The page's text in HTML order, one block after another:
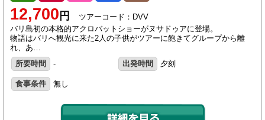
12,700 円
ツアーコード：DVV
バリ島初の本格的アクロバットショーがヌサドゥアに登場。
物語はバリへ観光に来た2人の子供がツアーに飽きてグループから離
れ、あ…
所要時間
- 出発時間 夕刻
食事条件 無し